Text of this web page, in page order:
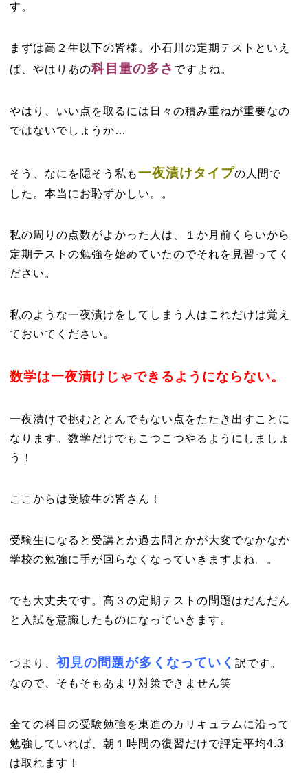
す。
まずは高２生以下の皆様。小石川の定期テストといえ
ば、やはりあの科目量の多さ ですよね。
やはり、いい点を取るには日々の積み重ねが重要なの
ではないでしょうか…
そう、なにを隠そう私も一夜漬けタイプの人間で
した。本当にお恥ずかしい。。
私の周りの点数がよかった人は、１か月前くらいから
定期テストの勉強を始めていたのでそれを見習ってく
ださい。
私のような一夜漬けをしてしまう人はこれだけは覚え
ておいてください。
数学は一夜漬けじゃできるようにならない。
一夜漬けで挑むととんでもない点をたたき出すことに
なります。数学だけでもこつこつやるようにしましょ
う！
ここからは受験生の皆さん！
受験生になると受講とか過去問とかが大変でなかなか
学校の勉強に手が回らなくなっていきますよね。。
でも大丈夫です。高３の定期テストの問題はだんだん
と入試を意識したものになっていきます。
つまり、 初見の問題が多くなっていく 訳です。
なので、そもそもあまり対策できません笑
全ての科目の受験勉強を東進のカリキュラムに沿って
勉強していれば、朝１時間の復習だけで評定平均4.3
は取れます！